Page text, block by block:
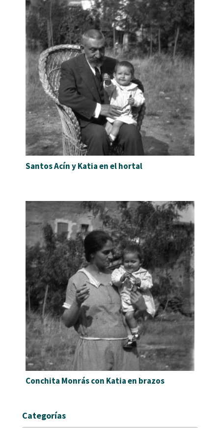
Santos Acín y Katia en el hortal
Conchita Monrás con Katia en brazos
Categorías